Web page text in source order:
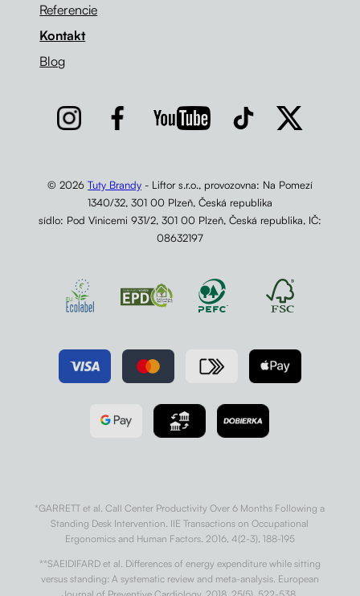
Referencie
Kontakt
Blog
© 2026 Tuty Brandy- Liftor s.r.o., provozovna: Na Pomezí
1340/32, 301 00 Plzeň, Česká republika
sídlo: Pod Vinicemi 931/2, 301 00 Plzeň, Česká republika, IČ:
08632197
*GARRETT et al. Call Center Productivity Over 6 Months Following a
Standing Desk Intervention. IIE Transactions on Occupational
Ergonomics and Human Factors. 2016, 4(2-3), 188-195
**SAEIDIFARD et al. Differences of energy expenditure while sitting
versus standing: A systematic review and meta-analysis. European